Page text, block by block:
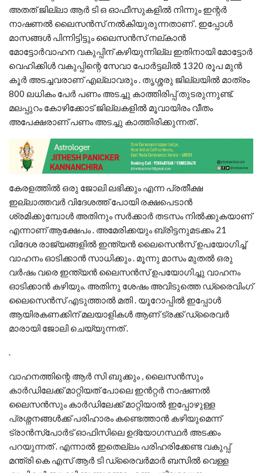
അതത് ജില്ലാ ആർ ടി ഒ ഓഫീസുകളിൽ നിന്നും ഇന്റർ
നാഷണൽ ലൈസൻസ് നൽകിയുരുന്നതാണ് . ഇപ്പോൾ
മാസങ്ങൾ പിന്നിട്ടിട്ടും ലൈസൻസ് നല്കാൻ
മോട്ടോർവാഹന വകുപ്പിന് കഴിയുന്നില്ല ഇതിനായി മോട്ടോർ
വെഹിക്കിൾ വകുപ്പിന്റെ സേവാ പോർട്ടലിൽ 1320 രൂപ മുൻ
കൂർ അടച്ചവരാണ് എല്ലാവരും . തൃശ്ശരു ജില്ലയിൽ മാത്രം
800 ലധികം പേർ പണം അടച്ചു കാത്തിരിപ്പ് തുടരുന്നുണ്ട്.
മലപ്പുറം കോഴിക്കോട് ജില്ലകളിൽ മൂവായിരം വീതം
അപേക്ഷരാണ് പണം അടച്ചു കാത്തിരിക്കുന്നത് .
കേരളത്തിൽ ഒരു ജോലി ലഭിക്കും എന്ന പ്രതീക്ഷ
ഇല്ലാത്തവർ വിദേശത്ത് പോയി രക്ഷപെടാൻ
ശ്രമിക്കുമ്പോൾ അതിനും സർക്കാർ തടസം നിൽക്കുകയാണ്
എന്നാണ് ആക്ഷേപം . അമേരിക്കയും ബ്രിട്ടനുമടക്കം 21
വിദേശ രാജ്യങ്ങളിൽ ഇന്ത്യൻ ലൈസെൻസ് ഉപയോഗിച്ച്
വാഹനം ഓടിക്കാൻ സാധിക്കും . മൂന്നു മാസം മുതൽ ഒരു
വർഷം വരെ ഇന്ത്യൻ ലൈസൻസ് ഉപയോഗിച്ചു വാഹനം
ഓടിക്കാൻ കഴിയും. അതിനു ശേഷം അവിടുത്തെ ഡ്രൈവിംഗ്
ലൈസെൻസ് എടുത്താൽ മതി . യൂറോപ്പിൽ ഇപ്പോൾ
ആയിരകണക്കിന് മലയാളികൾ ആണ് ട്രക്ക് ഡ്രൈവർ
മാരായി ജോലി ചെയ്യുന്നത് .
വാഹനത്തിന്റെ ആർ സി ബുക്കും , ലൈസൻസും
കാർഡിലേക്ക് മാറ്റിയത് പോലെ ഇൻറ്റർ നാഷണൽ
ലൈസൻസും കാർഡിലേക്ക് മാറ്റിയാൽ ഇപ്പോഴുള്ള
പ്രശ്നനങ്ങൾക്ക് പരിഹാരം കണ്ടെത്താൻ കഴിയുമെന്ന്
ട്രാൻസ്‌പോർട് ഓഫിസിലെ ഉദ്യോഗസ്ഥർ അടക്കം
പറയുന്നത് . എന്നാൽ ഇതെല്ലം പരിഹരിക്കേണ്ട വകുപ്പ്
മന്ത്രി കെ എസ് ആർ ടി ഡ്രൈവർമാർ ബസിൽ വെള്ള